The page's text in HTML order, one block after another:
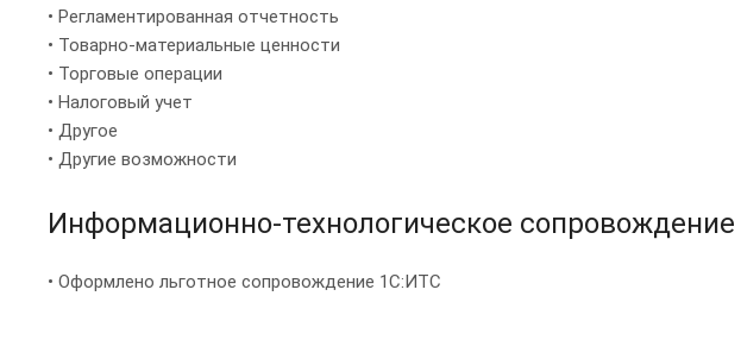
• Регламентированная отчетность
• Товарно-материальные ценности
• Торговые операции
• Налоговый учет
• Другое
• Другие возможности
Информационно-технологическое
• Оформлено льготное сопровождение 1С:ИТС